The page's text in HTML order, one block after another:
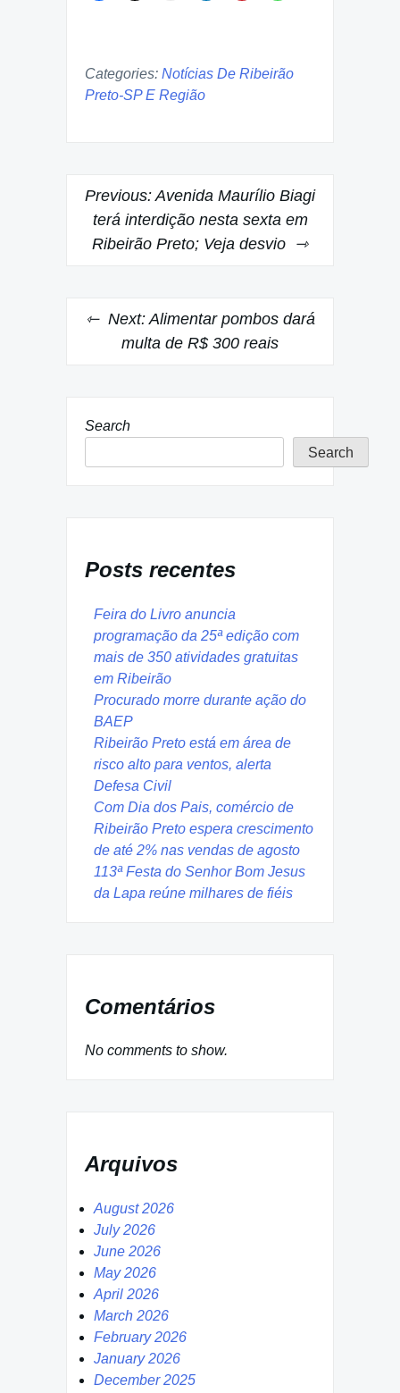
Categories: Notícias De Ribeirão
Preto-SP E Região
Post
navigation
Previous: Avenida Maurílio Biagi
terá interdição nesta sexta em
Ribeirão Preto; Veja desvio
Next: Alimentar pombos dará
multa de R$ 300 reais
Search
Search
Posts recentes
Feira do Livro anuncia
programação da 25ª edição com
mais de 350 atividades gratuitas
em Ribeirão
Procurado morre durante ação do
BAEP
Ribeirão Preto está em área de
risco alto para ventos, alerta
Defesa Civil
Com Dia dos Pais, comércio de
Ribeirão Preto espera crescimento
de até 2% nas vendas de agosto
113ª Festa do Senhor Bom Jesus
da Lapa reúne milhares de fiéis
Comentários
No comments to show.
Arquivos
August 2026
July 2026
June 2026
May 2026
April 2026
March 2026
February 2026
January 2026
December 2025